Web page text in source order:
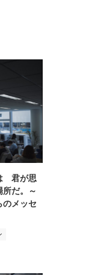
君が思
だ。～
のメッセ